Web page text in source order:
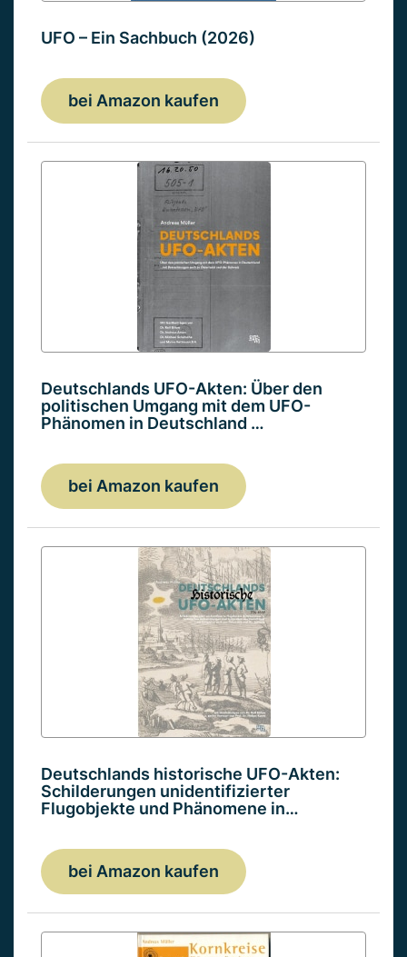
UFO – Ein Sachbuch (2026)
bei Amazon kaufen
Deutschlands UFO-Akten: Über den
politischen Umgang mit dem UFO-
Phänomen in Deutschland …
bei Amazon kaufen
Deutschlands historische UFO-Akten:
Schilderungen unidentifizierter
Flugobjekte und Phänomene in…
bei Amazon kaufen